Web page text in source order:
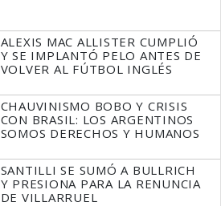
ALEXIS MAC ALLISTER CUMPLIÓ
Y SE IMPLANTÓ PELO ANTES DE
VOLVER AL FÚTBOL INGLÉS
CHAUVINISMO BOBO Y CRISIS
CON BRASIL: LOS ARGENTINOS
SOMOS DERECHOS Y HUMANOS
SANTILLI SE SUMÓ A BULLRICH
Y PRESIONA PARA LA RENUNCIA
DE VILLARRUEL